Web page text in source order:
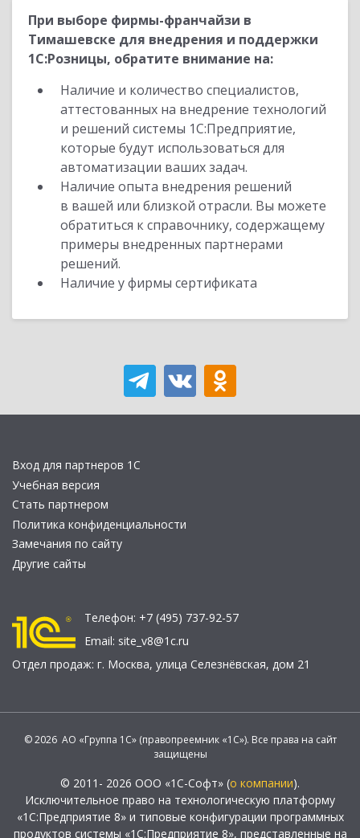
При выборе фирмы-франчайзи в
Тимашевске для внедрения и поддержки
1С:Розницы, обратите внимание на:
Наличие и количество специалистов,
аттестованных на внедрение технологий
и решений системы 1С:Предприятие,
которые будут использоваться для
автоматизации ваших задач.
Наличие опыта внедрения решений
в вашей или близкой отрасли. Вы можете
обратиться к справочнику, содержащему
примеры внедренных партнерами
решений.
Наличие у фирмы сертификата
Вход для партнеров 1С
Учебная версия
Стать партнером
Политика конфиденциальности
Замечания по сайту
Другие сайты
Телефон: +7 (495) 737-92-57
Email: site_v8@1c.ru
Отдел продаж: г. Москва, улица Селезнёвская, дом 21
© 2026 АО «Группа 1С» (правопреемник «1С»). Все права на сайт
защищены
© 2011- 2026 ООО «1С-Софт» (о компании).
Исключительное право на технологическую платформу
«1С:Предприятие 8» и типовые конфигурации программных
продуктов системы «1С:Предприятие 8», представленные на